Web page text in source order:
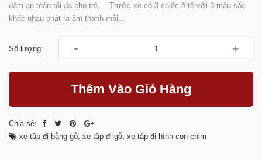
đảm an toàn tối đa cho trẻ. - Trước xe có 3 chiếc ô tô với 3 màu sắc
khác nhau phát ra âm thanh mỗi...
Số lượng: - +
Thêm Vào Giỏ Hàng
Chia sẻ:
xe tập đi bằng gỗ xe tập đi gỗ xe tập đi hình con chim